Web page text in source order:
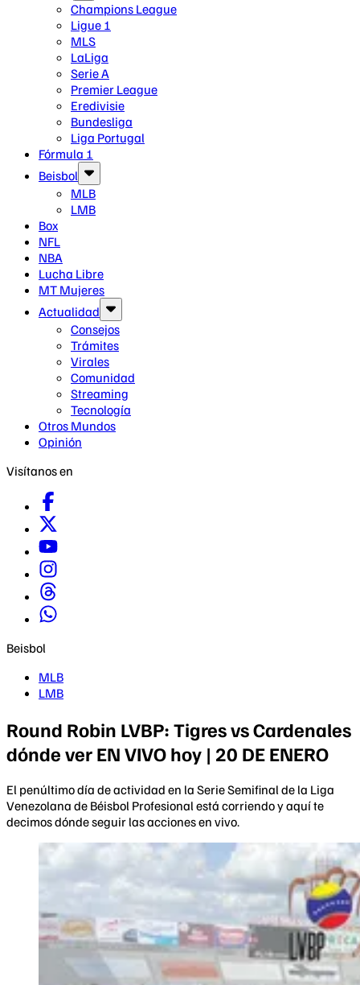
Champions League
Ligue 1
MLS
LaLiga
Serie A
Premier League
Eredivisie
Bundesliga
Liga Portugal
Fórmula 1
Beisbol
MLB
LMB
Box
NFL
NBA
Lucha Libre
MT Mujeres
Actualidad
Consejos
Trámites
Virales
Comunidad
Streaming
Tecnología
Otros Mundos
Opinión
Visítanos en
Beisbol
MLB
LMB
Round Robin LVBP: Tigres vs Cardenales
dónde ver EN VIVO hoy | 20 DE ENERO
El penúltimo día de actividad en la Serie Semifinal de la Liga
Venezolana de Béisbol Profesional está corriendo y aquí te
decimos dónde seguir las acciones en vivo.